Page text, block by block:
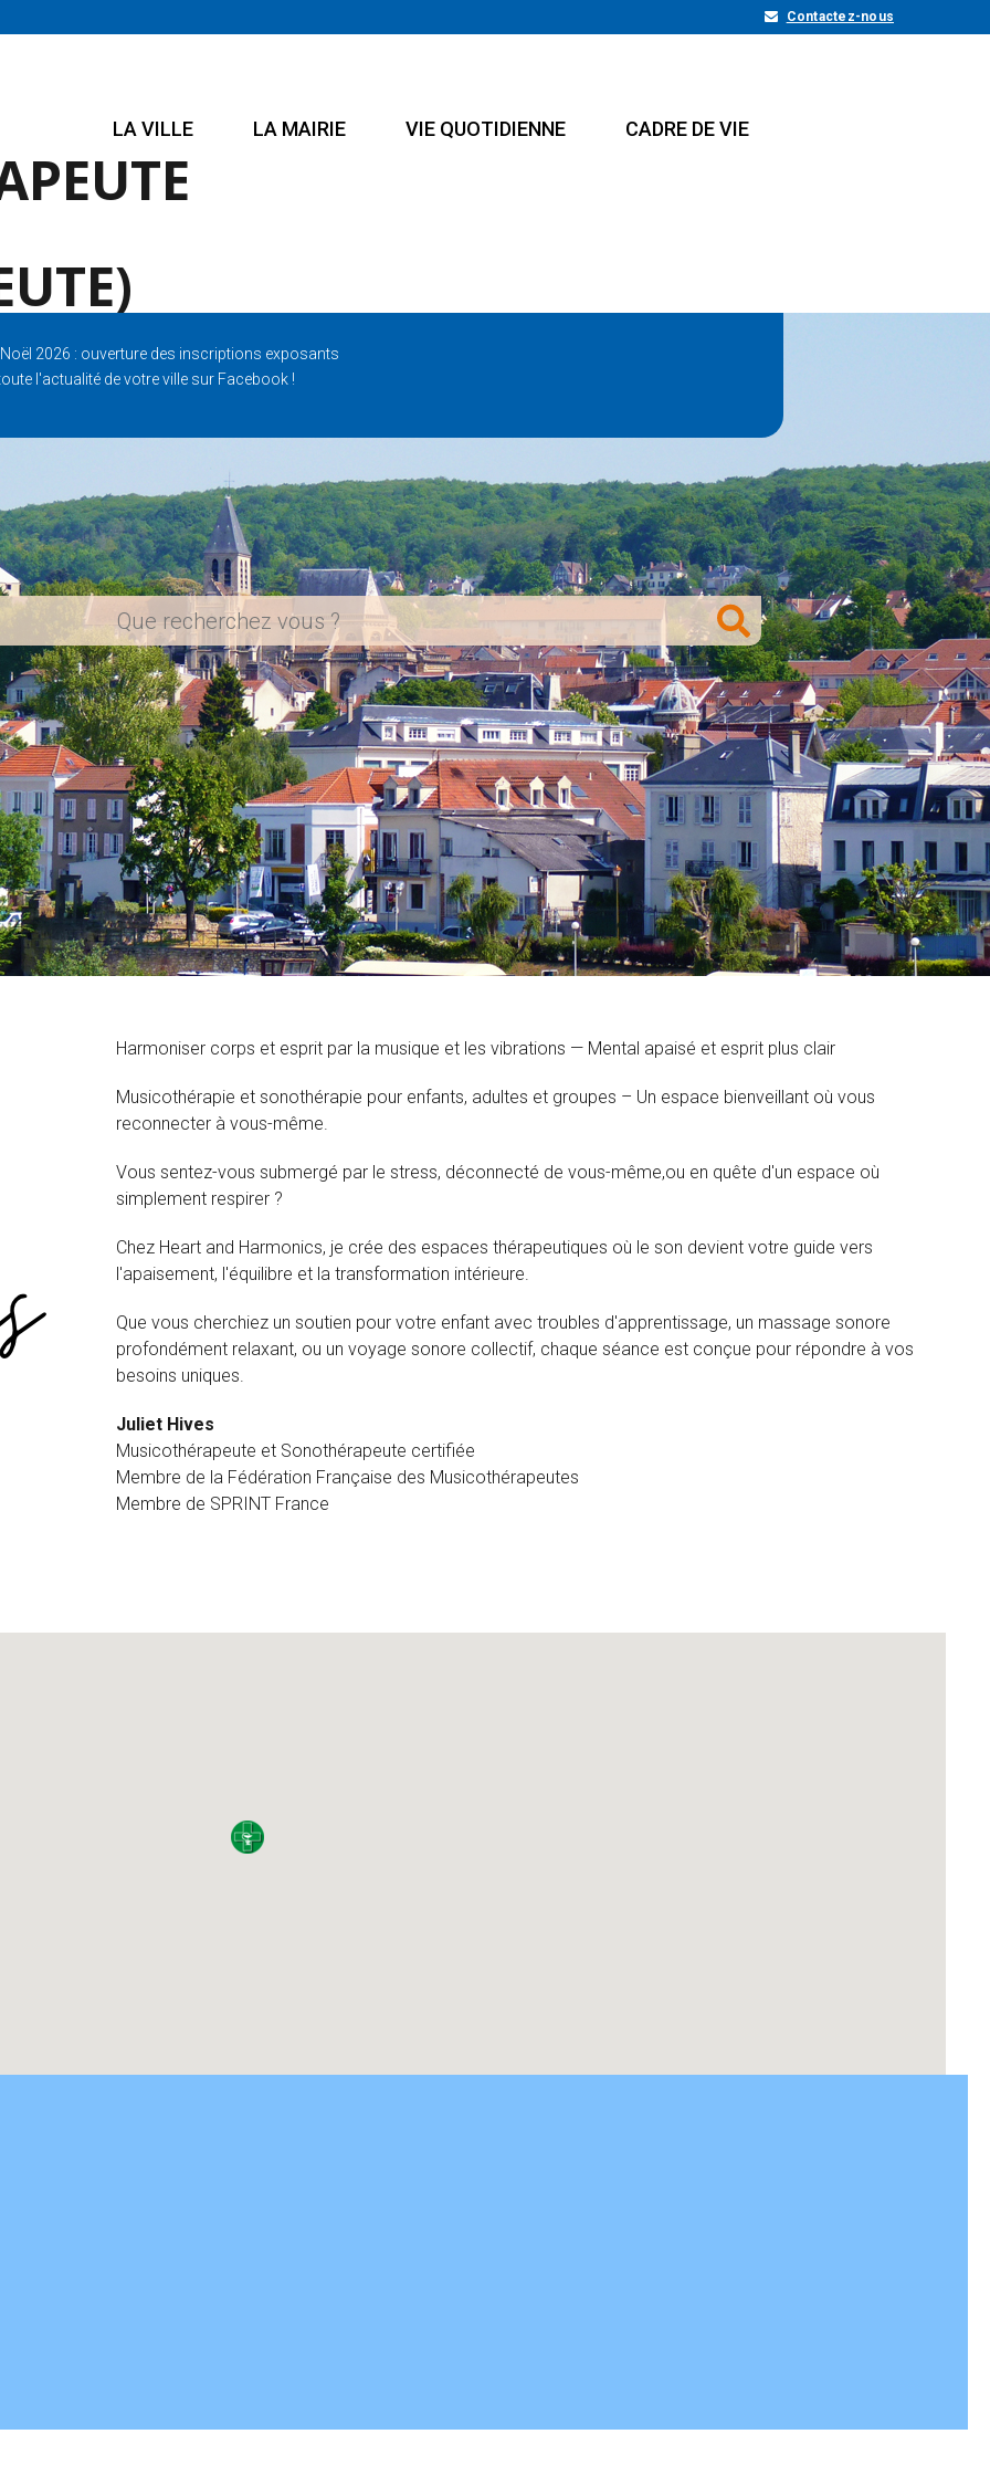
Contactez-nous
LA VILLE LA MAIRIE VIE QUOTIDIENNE CADRE DE VIE
2026 : ouverture des inscriptions exposants
l'actualité de votre ville sur Facebook !
Harmoniser corps et esprit par la musique et les vibrations — Mental apaisé et esprit plus clair
Musicothérapie et sonothérapie pour enfants, adultes et groupes – Un espace bienveillant où vous
reconnecter à vous-même.
Vous sentez-vous submergé par le stress, déconnecté de vous-même,ou en quête d'un espace où
simplement respirer ?
Chez Heart and Harmonics, je crée des espaces thérapeutiques où le son devient votre guide vers
l'apaisement, l'équilibre et la transformation intérieure.
Que vous cherchiez un soutien pour votre enfant avec troubles d'apprentissage, un massage sonore
profondément relaxant, ou un voyage sonore collectif, chaque séance est conçue pour répondre à vos
besoins uniques.
Juliet Hives
Musicothérapeute et Sonothérapeute certifiée
Membre de la Fédération Française des Musicothérapeutes
Membre de SPRINT France